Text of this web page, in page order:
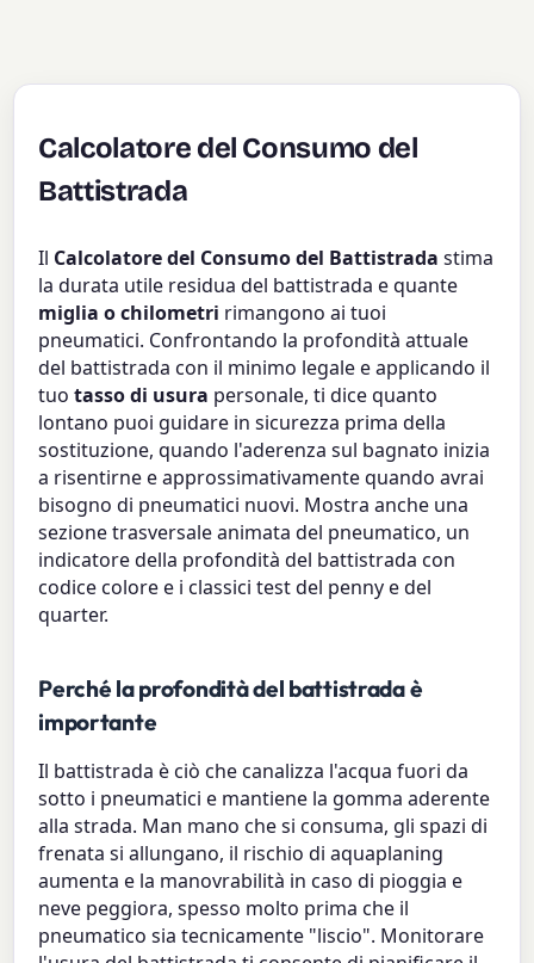
Calcolatore del Consumo del
Battistrada
Il Calcolatore del Consumo del Battistrada stima
la durata utile residua del battistrada e quante
miglia o chilometri rimangono ai tuoi
pneumatici. Confrontando la profondità attuale
del battistrada con il minimo legale e applicando il
tuotasso di usura personale, ti dice quanto
lontano puoi guidare in sicurezza prima della
sostituzione, quando l'aderenza sul bagnato inizia
a risentirne e approssimativamente quando avrai
bisogno di pneumatici nuovi. Mostra anche una
sezione trasversale animata del pneumatico, un
indicatore della profondità del battistrada con
codice colore e i classici test del penny e del
quarter.
Perché la profondità del battistrada è
importante
Il battistrada è ciò che canalizza l'acqua fuori da
sotto i pneumatici e mantiene la gomma aderente
alla strada. Man mano che si consuma, gli spazi di
frenata si allungano, il rischio di aquaplaning
aumenta e la manovrabilità in caso di pioggia e
neve peggiora, spesso molto prima che il
pneumatico sia tecnicamente "liscio". Monitorare